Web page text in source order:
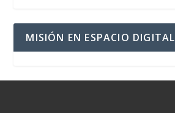
MISIÓN EN ESPACIO DIGITAL